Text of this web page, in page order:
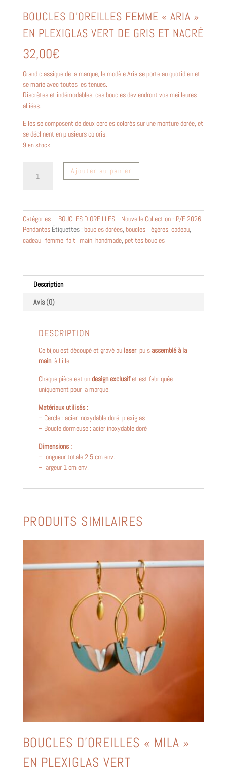
BOUCLES D’OREILLES FEMME « ARIA »
EN PLEXIGLAS VERT DE GRIS ET NACRÉ
32,00€
Grand classique de la marque, le modèle Aria se porte au quotidien et
se marie avec toutes les tenues.
Discrètes et indémodables, ces boucles deviendront vos meilleures
alliées.
Elles se composent de deux cercles colorés sur une monture dorée, et
se déclinent en plusieurs coloris.
9 en stock
femme
"Aria"
en
plexiglas
gris
nacré
Ajouter au panier
Catégories : | BOUCLES D'OREILLES, | Nouvelle Collection - P/E 2026,
Pendantes Étiquettes : boucles dorées, boucles_légères, cadeau,
cadeau_femme, fait_main, handmade, petites boucles
Description
Avis (0)
DESCRIPTION
Ce bijou est découpé et gravé au laser, puis assemblé à la
main, à Lille.
Chaque pièce est undesign exclusifet est fabriquée
uniquement pour la marque.
Matériaux utilisés :
– Cercle : acier inoxydable doré, plexiglas
– Boucle dormeuse : acier inoxydable doré
Dimensions :
– longueur totale 2,5 cm env.
– largeur 1 cm env.
PRODUITS SIMILAIRES
BOUCLES D’OREILLES « MILA »
EN PLEXIGLAS VERT